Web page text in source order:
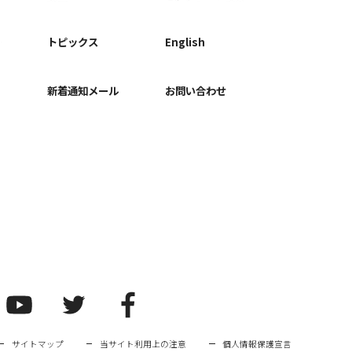
トピックス
新着通知メール
English
お問い合わせ
サイトマップ 当サイト利用上の注意 個人情報保護宣言